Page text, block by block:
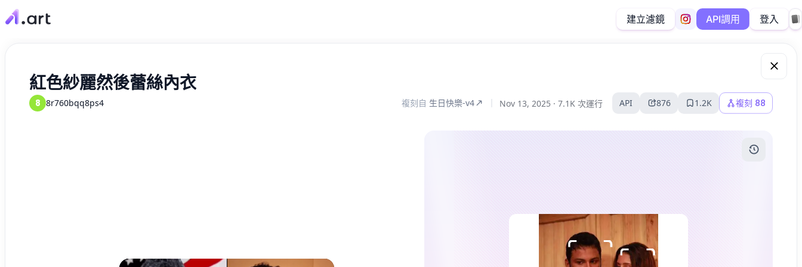
建立濾鏡 API調用 登入
紅色紗麗然後蕾絲內衣
8 8r760bqq8ps4 複刻自 生日快樂-v4 Nov 13, 2025 · 7.1K 次運行 API 876 1.2K 複刻 88